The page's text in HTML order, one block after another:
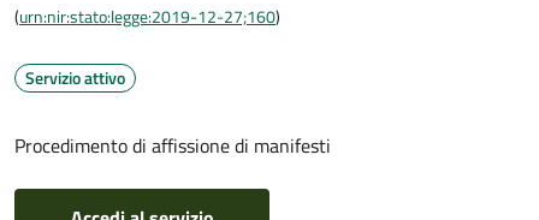
(urn:nir:stato:legge:2019-12-27;160)
Servizio attivo
Procedimento di affissione di manifesti